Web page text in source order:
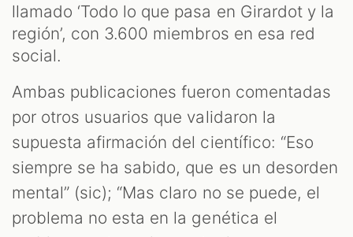
llamado ‘Todo lo que pasa en Girardot y la
región’, con 3.600 miembros en esa red
social.
Ambas publicaciones fueron comentadas
por otros usuarios que validaron la
supuesta afirmación del científico: “Eso
siempre se ha sabido, que es un desorden
mental” (sic); “Mas claro no se puede, el
problema no esta en la genética el